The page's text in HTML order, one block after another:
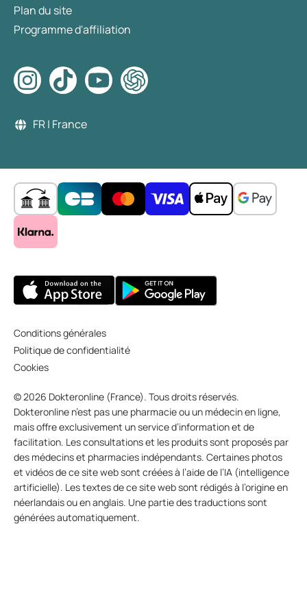
Plan du site
Programme d'affiliation
FR | France
Conditions générales
Politique de confidentialité
Cookies
© 2026 Dokteronline (France). Tous droits réservés.
Dokteronline n’est pas une pharmacie ou un médecin en ligne,
mais offre exclusivement un service d’information et de
facilitation. Les consultations et les produits sont proposés par
des médecins et pharmacies indépendants. Certaines photos
et vidéos de ce site web sont créées à l’aide de l’IA (intelligence
artificielle). Les textes de ce site web sont rédigés à l’origine en
néerlandais ou en anglais. Une partie des traductions sont
générées automatiquement.